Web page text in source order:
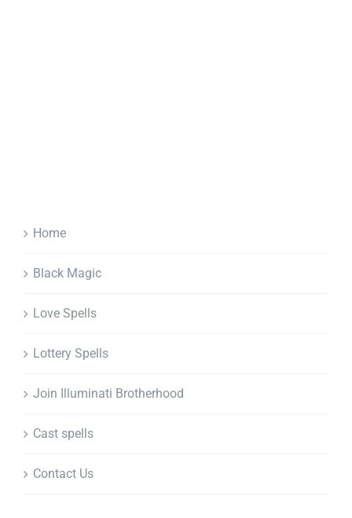
Home
Black Magic
Love Spells
Lottery Spells
Join Illuminati Brotherhood
Cast spells
Contact Us